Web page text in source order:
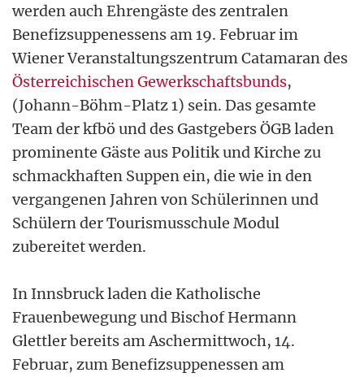
werden auch Ehrengäste des zentralen
Benefizsuppenessens am 19. Februar im
Wiener Veranstaltungszentrum Catamaran des
Österreichischen Gewerkschaftsbunds,
(Johann-Böhm-Platz 1) sein. Das gesamte
Team der kfbö und des Gastgebers ÖGB laden
prominente Gäste aus Politik und Kirche zu
schmackhaften Suppen ein, die wie in den
vergangenen Jahren von Schülerinnen und
Schülern der Tourismusschule Modul
zubereitet werden.
In Innsbruck laden die Katholische
Frauenbewegung und Bischof Hermann
Glettler bereits am Aschermittwoch, 14.
Februar, zum Benefizsuppenessen am